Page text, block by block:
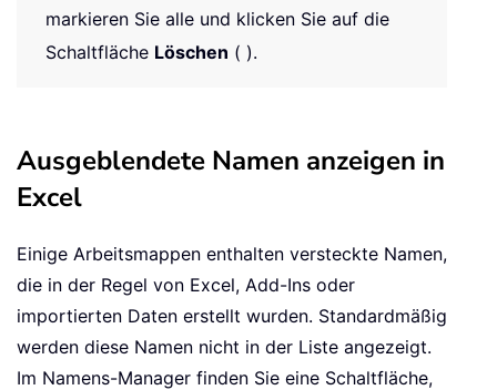
markieren Sie alle und klicken Sie auf die
Schaltfläche Löschen ( ).
Ausgeblendete Namen anzeigen in
Excel
Einige Arbeitsmappen enthalten versteckte Namen,
die in der Regel von Excel, Add-Ins oder
importierten Daten erstellt wurden. Standardmäßig
werden diese Namen nicht in der Liste angezeigt.
Im Namens-Manager finden Sie eine Schaltfläche,